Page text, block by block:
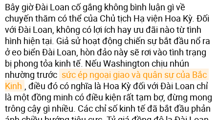
Bây giờ Đài Loan cố gắng không bình luận gì về
chuyến thăm có thể của Chủ tịch Hạ viện Hoa Kỳ. Đối
với Đài Loan, không có lợi ích hay ưu đãi nào từ tình
hình hiện tại. Giả sử hoạt động chiến sự bắt đầu nổ ra
ở eo biển Đài Loan, hòn đảo này sẽ rơi vào tình trạng
bị phong tỏa kinh tế. Nếu Washington chịu nhún
nhường trước sức ép ngoại giao và quân sự của Bắc
Kinh , điều đó có nghĩa là Hoa Kỳ đối với Đài Loan chỉ
là một đồng minh có điều kiện rất tạm bợ, đừng mong
trông cậy gì nhiều. Các chỉ số kinh tế đã bắt đầu phản